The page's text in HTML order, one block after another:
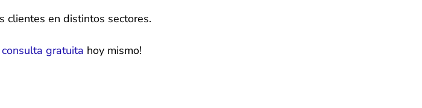
clientes en distintos sectores.
consulta gratuita hoy mismo!